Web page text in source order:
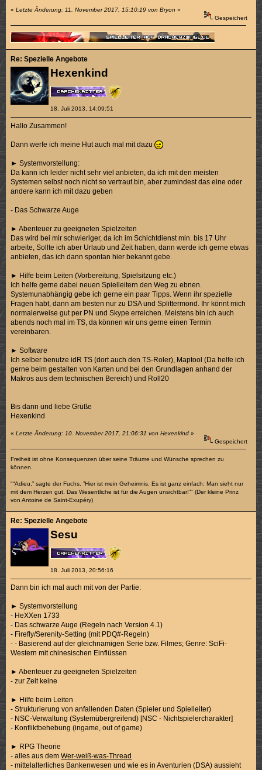
«Letzte Änderung: 11. November 2017, 15:10:19 von Bryon »
Gespeichert
Hexenkind
18. Juli 2013, 14:09:51
Re: Spezielle Angebote
Hallo Zusammen!
Dann werfe ich meine Hut auch mal mit dazu
► Systemvorstellung:
Da kann ich leider nicht sehr viel anbieten, da ich mit den meisten
Systemen selbst noch nicht so vertraut bin, aber zumindest das eine oder
andere kann ich mit dazu geben
- Das Schwarze Auge
► Abenteuer zu geeigneten Spielzeiten
Das wird bei mir schwieriger, da ich im Schichtdienst min. bis 17 Uhr
arbeite, Sollte ich aber Urlaub und Zeit haben, dann werde ich gerne etwas
anbieten, das ich dann spontan hier bekannt gebe.
► Hilfe beim Leiten (Vorbereitung, Spielsitzung etc.)
Ich helfe gerne dabei neuen Spielleitern den Weg zu ebnen.
Systemunabhängig gebe ich gerne ein paar Tipps. Wenn ihr spezielle
Fragen habt, dann am besten nur zu DSA und Splittermond. Ihr könnt mich
normalerweise gut per PN und Skype erreichen. Meistens bin ich auch
abends noch mal im TS, da können wir uns gerne einen Termin
vereinbaren.
► Software
Ich selber benutze idR TS (dort auch den TS-Roler), Maptool (Da helfe ich
gerne beim gestalten von Karten und bei den Grundlagen anhand der
Makros aus dem technischen Bereich) und Roll20
Bis dann und liebe Grüße
Hexenkind
«Letzte Änderung: 10. November 2017, 21:06:31 von Hexenkind »
Gespeichert
Freiheit ist ohne Konsequenzen über seine Träume und Wünsche sprechen zu
können.
"“Adieu,” sagte der Fuchs. ”Hier ist mein Geheimnis. Es ist ganz einfach: Man sieht nur
mit dem Herzen gut. Das Wesentliche ist für die Augen unsichtbar!”" (Der kleine Prinz
von Antoine de Saint-Exupéry)
Sesu
18. Juli 2013, 20:56:16
Re: Spezielle Angebote
Dann bin ich mal auch mit von der Partie:
► Systemvorstellung
- HeXXen 1733
- Das schwarze Auge (Regeln nach Version 4.1)
- Firefly/Serenity-Setting (mit PDQ#-Regeln)
- - Basierend auf der gleichnamigen Serie bzw. Filmes; Genre: SciFi-
Western mit chinesischen Einflüssen
► Abenteuer zu geeigneten Spielzeiten
- zur Zeit keine
► Hilfe beim Leiten
- Strukturierung von anfallenden Daten (Spieler und Spielleiter)
- NSC-Verwaltung (Systemübergreifend) [NSC - Nichtspielercharakter]
- Konfliktbehebung (ingame, out of game)
► RPG Theorie
- alles aus demWer-weiß-was-Thread
- mittelalterliches Bankenwesen und wie es in Aventurien (DSA) aussieht